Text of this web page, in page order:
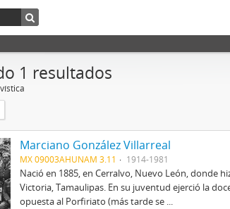
1 resultados
Marciano González Villarreal
MX 09003AHUNAM 3.11 1914-1981
Nació en 1885, en Cerralvo, Nuevo León, donde
Victoria, Tamaulipas. En su juventud ejerció la
opuesta al Porfiriato (más tarde se ...